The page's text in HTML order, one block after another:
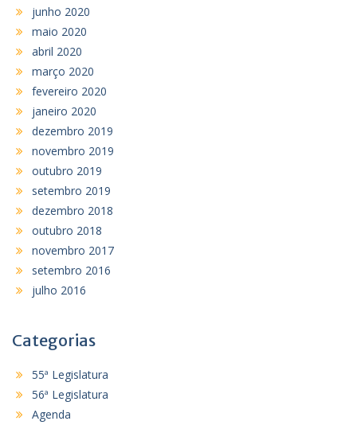
junho 2020
maio 2020
abril 2020
março 2020
fevereiro 2020
janeiro 2020
dezembro 2019
novembro 2019
outubro 2019
setembro 2019
dezembro 2018
outubro 2018
novembro 2017
setembro 2016
julho 2016
Categorias
55ª Legislatura
56ª Legislatura
Agenda